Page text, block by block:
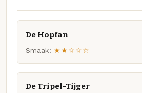
De Hopfan
Smaak: ★★☆☆☆
De Tripel-Tijger